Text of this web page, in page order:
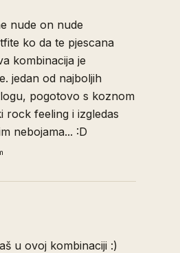
nude on nude
ko da te pjescana
kombinacija je
jedan od najboljih
pogotovo s koznom
rock feeling i izgledas
nebojama... :D
u ovoj kombinaciji :)